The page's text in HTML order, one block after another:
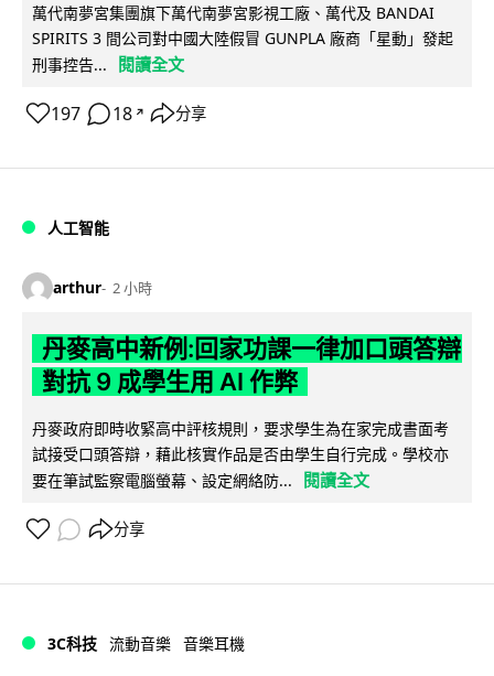
萬代南夢宮集團旗下萬代南夢宮影視工廠、萬代及 BANDAI
SPIRITS 3 間公司對中國大陸假冒 GUNPLA 廠商「星動」發起
刑事控告...
閱讀全文
197 18 ↗ 分享
人工智能
arthur 2 小時
丹麥高中新例:回家功課一律加口頭答辯
對抗 9 成學生用 AI 作弊
丹麥政府即時收緊高中評核規則，要求學生為在家完成書面考
試接受口頭答辯，藉此核實作品是否由學生自行完成。學校亦
要在筆試監察電腦螢幕、設定網絡防...
閱讀全文
分享
3C科技 流動音樂 音樂耳機